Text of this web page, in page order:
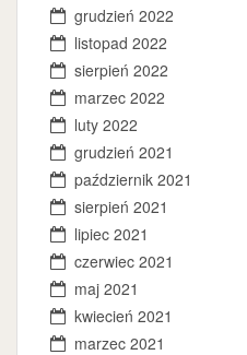
grudzień 2022
listopad 2022
sierpień 2022
marzec 2022
luty 2022
grudzień 2021
październik 2021
sierpień 2021
lipiec 2021
czerwiec 2021
maj 2021
kwiecień 2021
marzec 2021